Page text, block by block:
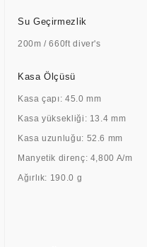
Su Geçirmezlik
200m / 660ft diver's
Kasa Ölçüsü
Kasa çapı: 45.0 mm
Kasa yüksekliği: 13.4 mm
Kasa uzunluğu: 52.6 mm
Manyetik direnç: 4,800 A/m
Ağırlık: 190.0 g